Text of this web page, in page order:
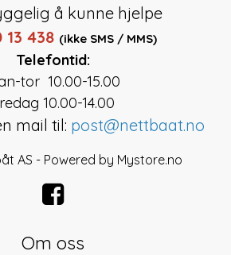
å kunne hjelpe
13 438 (ikke SMS / MMS)
Telefontid:
tor 10.00-15.00
10.00-14.00
mail til: post@nettbaat.no
AS - Powered by Mystore.no
Om oss